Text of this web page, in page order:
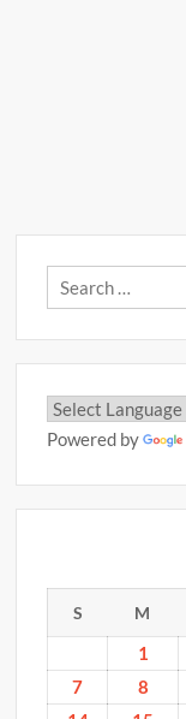
Powered by
S M
1
7
8